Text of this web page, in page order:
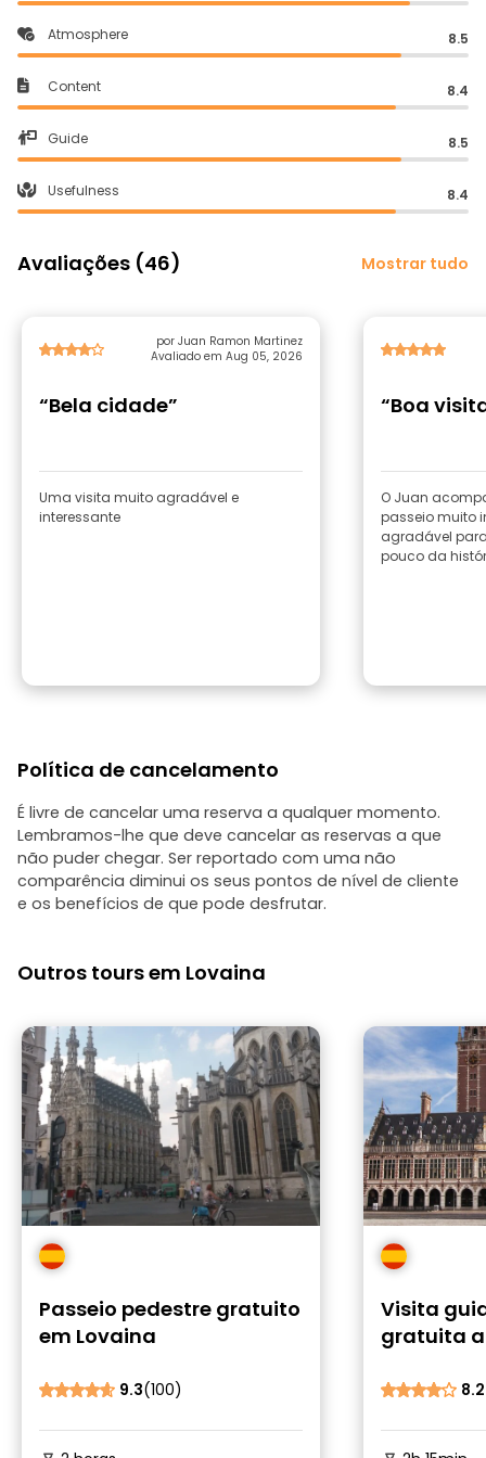
Atmosphere 8.5
Content 8.4
Guide 8.5
Usefulness 8.4
Avaliações (46) Mostrar tudo
por Juan Ramon Martinez
Avaliado em Aug 05, 2026
“Bela cidade”
Uma visita muito agradável e
interessante
“Boa
O Juan
passeio muito
agradável
pouco da
Política de cancelamento
É livre de cancelar uma reserva a qualquer momento.
Lembramos-lhe que deve cancelar as reservas a que
não puder chegar. Ser reportado com uma não
comparência diminui os seus pontos de nível de cliente
e os benefícios de que pode desfrutar.
Outros tours em Lovaina
Passeio pedestre gratuito
em Lovaina
9.3(100)
Visita
gratuita
8.2